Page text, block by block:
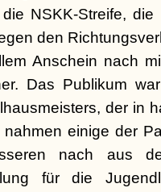
NSKK-Streife,
den
Anschein nach
Das Publikum
der in
einige der
nach aus
für die